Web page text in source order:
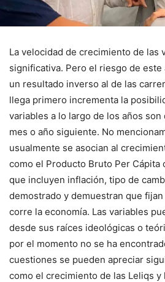
La velocidad de crecimiento de las
significativa. Pero el riesgo de
un resultado inverso al de las
llega primero incrementa la
variables a lo largo de los años
mes o año siguiente. No
usualmente se asocian al
como el Producto Bruto Per Cápita
que incluyen inflación, tipo de
demostrado y demuestran que
corre la economía. Las variables
desde sus raíces ideológicas o
por el momento no se ha
cuestiones se pueden apreciar
como el crecimiento de las Leliqs y